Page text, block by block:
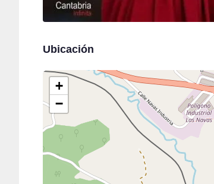
Ubicación
+
−